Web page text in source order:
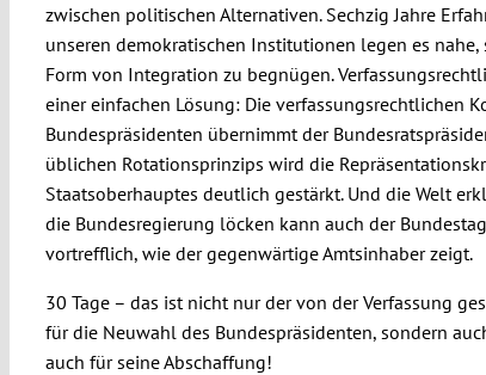
zwischen politischen Alternativen. Sechzig Jahre
unseren demokratischen Institutionen legen es nahe,
Form von Integration zu begnügen.
einer einfachen Lösung: Die verfassungsrechtlichen
Bundespräsidenten übernimmt der
üblichen Rotationsprinzips wird die
Staatsoberhauptes deutlich gestärkt. Und die Welt
die Bundesregierung löcken kann auch der
vortrefflich, wie der gegenwärtige Amtsinhaber zeigt.
30 Tage – das ist nicht nur der von der Verfassung
für die Neuwahl des Bundespräsidenten, sondern
auch für seine Abschaffung!